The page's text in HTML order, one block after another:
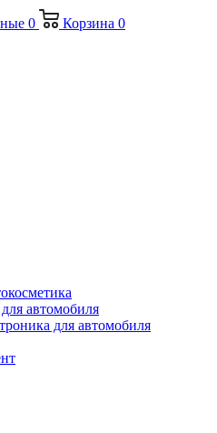
0 Корзина 0
автомобиля
для автомобиля